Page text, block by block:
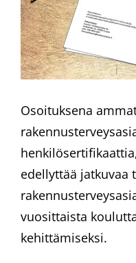
Osoituksena
edellyttää jatkuvaa
vuosittaista
kehittämiseksi.